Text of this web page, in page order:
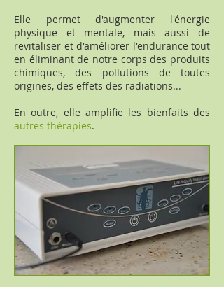
Elle permet d'augmenter l'énergie
physique et mentale, mais aussi de
revitaliser et d'améliorer l'endurance tout
en éliminant de notre corps des produits
chimiques, des pollutions de toutes
origines, des effets des radiations...
En outre, elle amplifie les bienfaits des
autres thérapies.